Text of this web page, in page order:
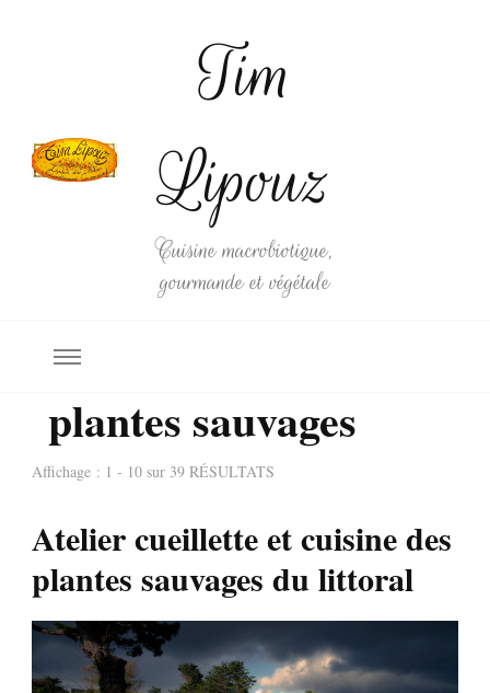
Tim
Lipouz
Cuisine macrobiotique,
gourmande et végétale
plantes sauvages
Affichage : 1 - 10 sur 39 RÉSULTATS
Atelier cueillette et cuisine des
plantes sauvages du littoral